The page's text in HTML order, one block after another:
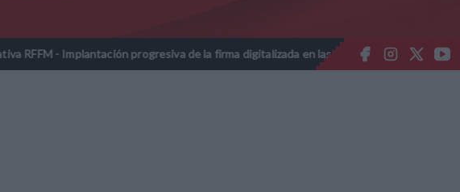
- Implantación progresiva de la firma digitalizada en las licencias federativas -